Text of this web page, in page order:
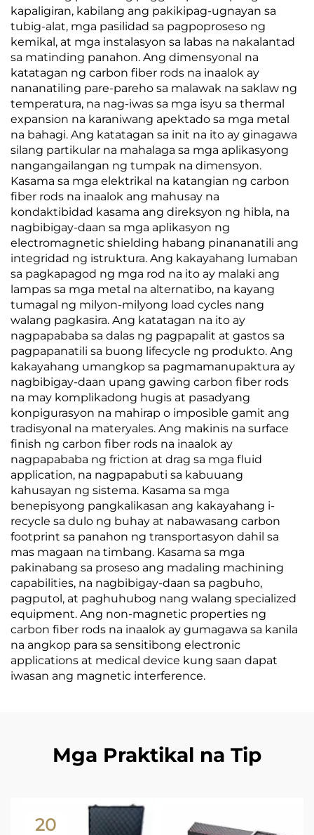
kapaligiran, kabilang ang pakikipag-ugnayan sa
tubig-alat, mga pasilidad sa pagpoproseso ng
kemikal, at mga instalasyon sa labas na nakalantad
sa matinding panahon. Ang dimensyonal na
katatagan ng carbon fiber rods na inaalok ay
nananatiling pare-pareho sa malawak na saklaw ng
temperatura, na nag-iwas sa mga isyu sa thermal
expansion na karaniwang apektado sa mga metal
na bahagi. Ang katatagan sa init na ito ay ginagawa
silang partikular na mahalaga sa mga aplikasyong
nangangailangan ng tumpak na dimensyon.
Kasama sa mga elektrikal na katangian ng carbon
fiber rods na inaalok ang mahusay na
kondaktibidad kasama ang direksyon ng hibla, na
nagbibigay-daan sa mga aplikasyon ng
electromagnetic shielding habang pinananatili ang
integridad ng istruktura. Ang kakayahang lumaban
sa pagkapagod ng mga rod na ito ay malaki ang
lampas sa mga metal na alternatibo, na kayang
tumagal ng milyon-milyong load cycles nang
walang pagkasira. Ang katatagan na ito ay
nagpapababa sa dalas ng pagpapalit at gastos sa
pagpapanatili sa buong lifecycle ng produkto. Ang
kakayahang umangkop sa pagmamanupaktura ay
nagbibigay-daan upang gawing carbon fiber rods
na may komplikadong hugis at pasadyang
konpigurasyon na mahirap o imposible gamit ang
tradisyonal na materyales. Ang makinis na surface
finish ng carbon fiber rods na inaalok ay
nagpapababa ng friction at drag sa mga fluid
application, na nagpapabuti sa kabuuang
kahusayan ng sistema. Kasama sa mga
benepisyong pangkalikasan ang kakayahang i-
recycle sa dulo ng buhay at nabawasang carbon
footprint sa panahon ng transportasyon dahil sa
mas magaan na timbang. Kasama sa mga
pakinabang sa proseso ang madaling machining
capabilities, na nagbibigay-daan sa pagbuho,
pagputol, at paghuhubog nang walang specialized
equipment. Ang non-magnetic properties ng
carbon fiber rods na inaalok ay gumagawa sa kanila
na angkop para sa sensitibong electronic
applications at medical device kung saan dapat
iwasan ang magnetic interference.
Mga Praktikal na Tip
20